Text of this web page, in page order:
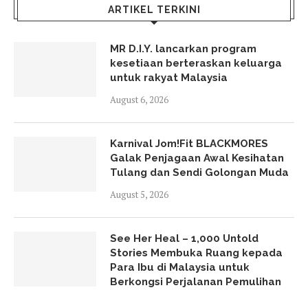
ARTIKEL TERKINI
MR D.I.Y. lancarkan program
kesetiaan berteraskan keluarga
untuk rakyat Malaysia
August 6, 2026
Karnival Jom!Fit BLACKMORES
Galak Penjagaan Awal Kesihatan
Tulang dan Sendi Golongan Muda
August 5, 2026
See Her Heal – 1,000 Untold
Stories Membuka Ruang kepada
Para Ibu di Malaysia untuk
Berkongsi Perjalanan Pemulihan